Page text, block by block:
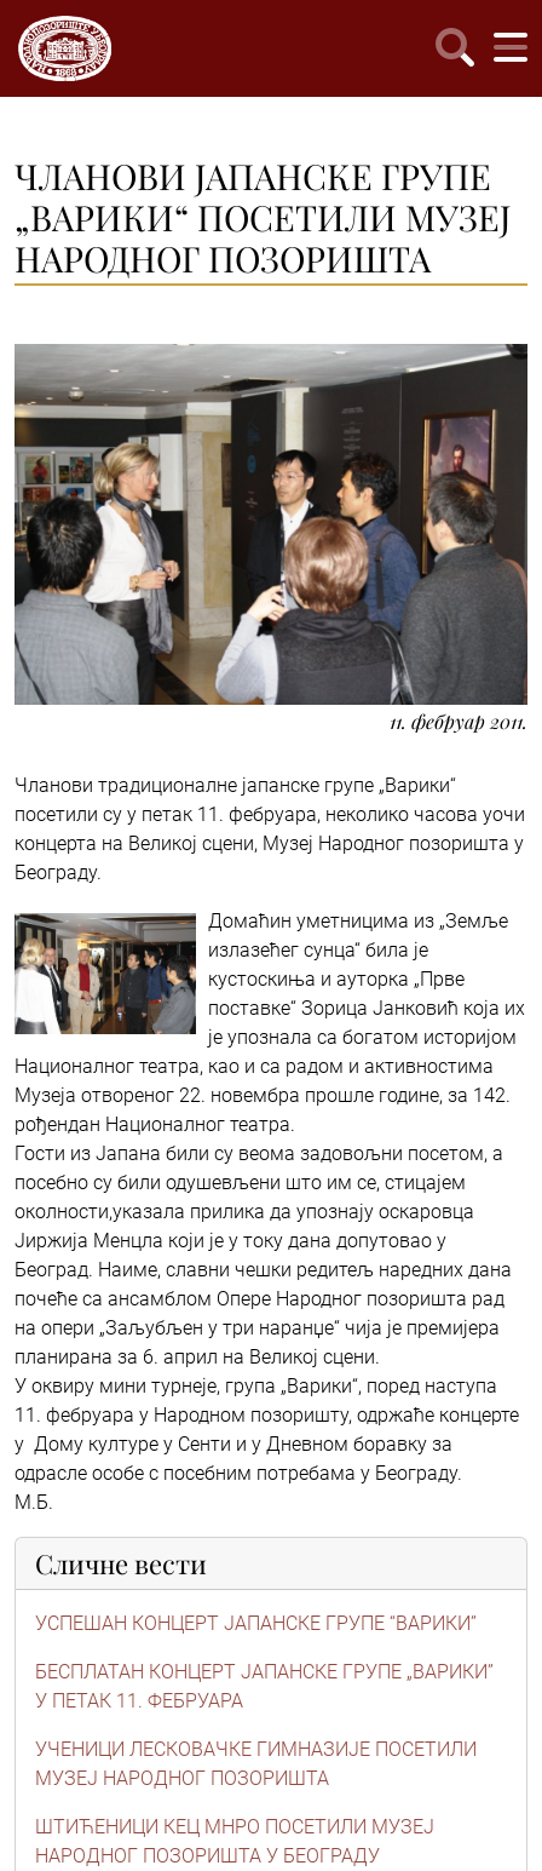
ЧЛАНОВИ ЈАПАНСКЕ ГРУПЕ
„ВАРИКИ“ ПОСЕТИЛИ МУЗЕЈ
НАРОДНОГ ПОЗОРИШТА
11. фебруар 2011.
Чланови традиционалне јапанске групе „Варики“
посетили су у петак 11. фебруара, неколико часова уочи
концерта на Великој сцени, Музеј Народног позоришта у
Београду.
Домаћин уметницима из „Земље
излазећег сунца“ била је
кустоскиња и ауторка „Прве
поставке“ Зорица Јанковић која их
је упознала са богатом историјом
Националног театра, као и са радом и активностима
Музеја отвореног 22. новембра прошле године, за 142.
рођендан Националног театра.
Гости из Јапана били су веома задовољни посетом, а
посебно су били одушевљени што им се, стицајем
околности,указала прилика да упознају оскаровца
Јиржија Менцла који је у току дана допутовао у
Београд. Наиме, славни чешки редитељ наредних дана
почеће са ансамблом Опере Народног позоришта рад
на опери „Заљубљен у три наранџе“ чија је премијера
планирана за 6. април на Великој сцени.
У оквиру мини турнеје, група „Варики“, поред наступа
11. фебруара у Народном позоришту, одржаће концерте
у Дому културе у Сенти и у Дневном боравку за
одрасле особе с посебним потребама у Београду.
М.Б.
Сличне вести
УСПЕШАН КОНЦЕРТ ЈАПАНСКЕ ГРУПЕ “ВАРИКИ”
БЕСПЛАТАН КОНЦЕРТ ЈАПАНСКЕ ГРУПЕ „ВАРИКИ”
У ПЕТАК 11. ФЕБРУАРА
УЧЕНИЦИ ЛЕСКОВАЧКЕ ГИМНАЗИЈЕ ПОСЕТИЛИ
МУЗЕЈ НАРОДНОГ ПОЗОРИШТА
ШТИЋЕНИЦИ КЕЦ МНРО ПОСЕТИЛИ МУЗЕЈ
НАРОДНОГ ПОЗОРИШТА У БЕОГРАДУ